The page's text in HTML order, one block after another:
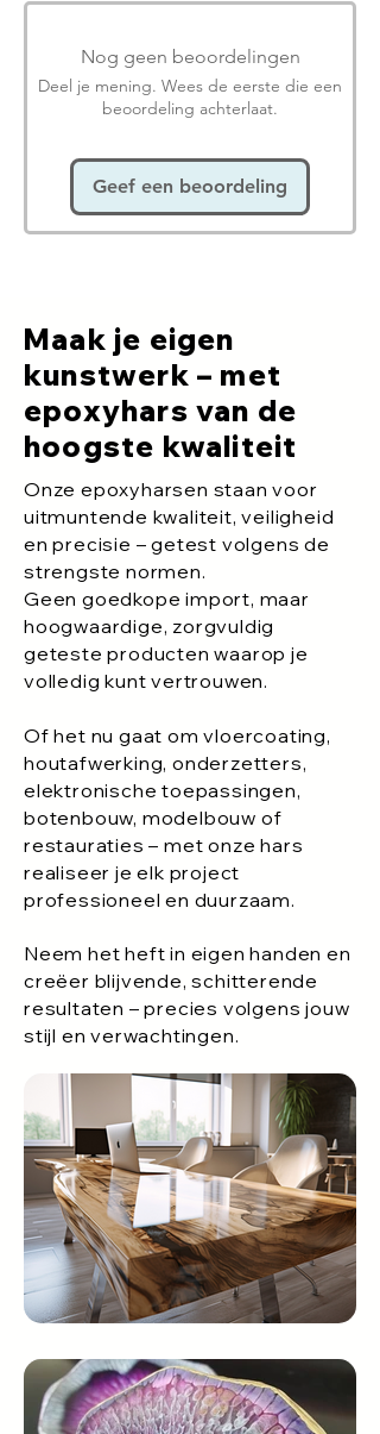
Nog geen beoordelingen
Deel je mening. Wees de eerste die een
beoordeling achterlaat.
Geef een beoordeling
Maak je eigen
kunstwerk – met
epoxyhars van de
hoogste kwaliteit
Onze epoxyharsen staan voor
uitmuntende kwaliteit, veiligheid
en precisie – getest volgens de
strengste normen.
Geen goedkope import, maar
hoogwaardige, zorgvuldig
geteste producten waarop je
volledig kunt vertrouwen.
Of het nu gaat om vloercoating,
houtafwerking, onderzetters,
elektronische toepassingen,
botenbouw, modelbouw of
restauraties – met onze hars
realiseer je elk project
professioneel en duurzaam.
Neem het heft in eigen handen en
creëer blijvende, schitterende
resultaten – precies volgens jouw
stijl en verwachtingen.